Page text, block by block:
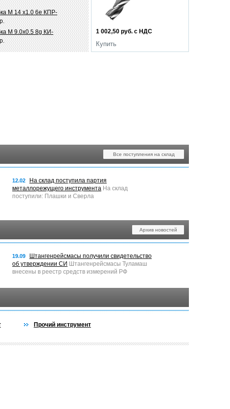
М 14 х1.0 6e КПР-
М 9.0х0.5 8g КИ-
1 002,50 руб. с НДС
Купить
Все поступления на склад
12.02
На склад поступила партия
металлорежущего инструмента На склад
поступили: Плашки и Сверла
Архив новостей
19.09
Штангенрейсмасы получили свидетельство
об утверждении СИ Штангенрейсмасы Туламаш
внесены в реестр средств измерений РФ
Прочий инструмент